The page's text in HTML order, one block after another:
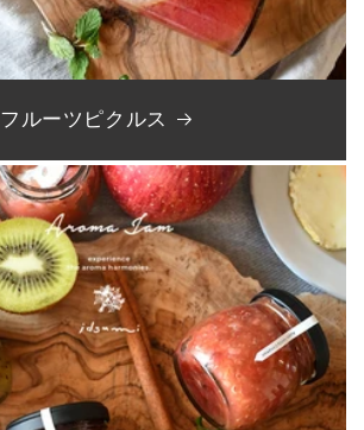
フルーツピクルス